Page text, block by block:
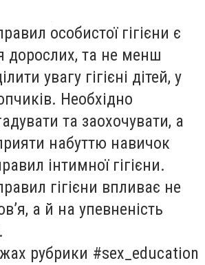
особистої гігієни є
дорослих, та не менш
увагу гігієні дітей, у
Необхідно
та заохочувати, а
набуттю навичок
інтимної гігієни.
гігієни впливає не
а й на упевненість
рубрики #sex_education